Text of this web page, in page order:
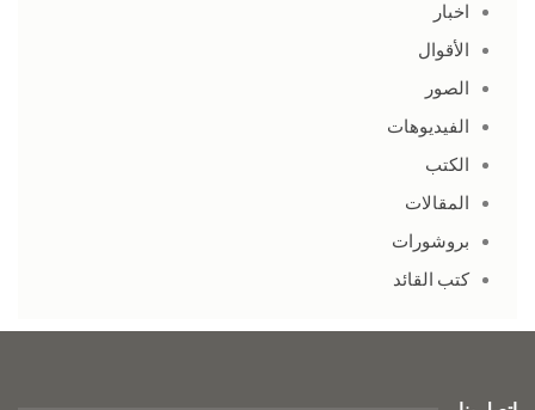
اخبار
الأقوال
الصور
الفيديوهات
الكتب
المقالات
بروشورات
كتب القائد